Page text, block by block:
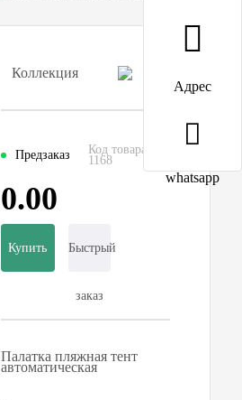
Коллекция
Предзаказ
Код товара:
1168
0.00
Купить Быстрый
заказ
Палатка пляжная тент
автоматическая
Адрес
whatsapp